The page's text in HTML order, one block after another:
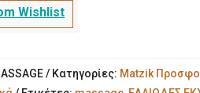
Wishlist
Κατηγορίες: Matzik